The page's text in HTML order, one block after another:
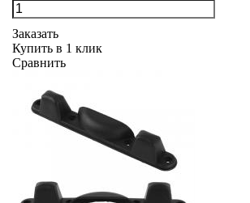
Заказать
Купить в 1 клик
Сравнить